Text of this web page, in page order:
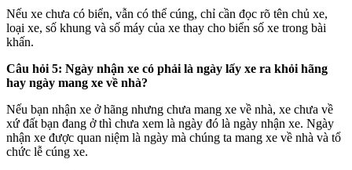
Nếu xe chưa có biển, vẫn có thể cúng, chỉ cần đọc rõ tên chủ xe,
loại xe, số khung và số máy của xe thay cho biển số xe trong bài
khấn.
Câu hỏi 5: Ngày nhận xe có phải là ngày lấy xe ra khỏi hãng
hay ngày mang xe về nhà?
Nếu bạn nhận xe ở hãng nhưng chưa mang xe về nhà, xe chưa về
xứ đất bạn đang ở thì chưa xem là ngày đó là ngày nhận xe. Ngày
nhận xe được quan niệm là ngày mà chúng ta mang xe về nhà và tổ
chức lễ cúng xe.